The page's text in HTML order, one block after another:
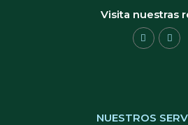
Visita nuestras
NUESTROS